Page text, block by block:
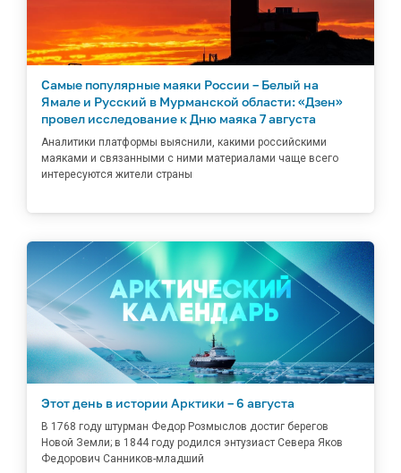
Самые популярные маяки России – Белый на
Ямале и Русский в Мурманской области: «Дзен»
провел исследование к Дню маяка 7 августа
Аналитики платформы выяснили, какими российскими
маяками и связанными с ними материалами чаще всего
интересуются жители страны
Этот день в истории Арктики – 6 августа
В 1768 году штурман Федор Розмыслов достиг берегов
Новой Земли; в 1844 году родился энтузиаст Севера Яков
Федорович Санников-младший